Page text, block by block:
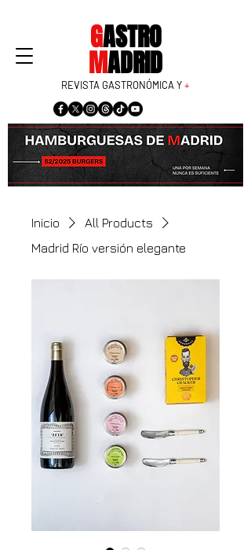
GASTRO
MADRID
REVISTA GASTRONÓMICA Y+
Inicio
All Products
Madrid Río versión elegante